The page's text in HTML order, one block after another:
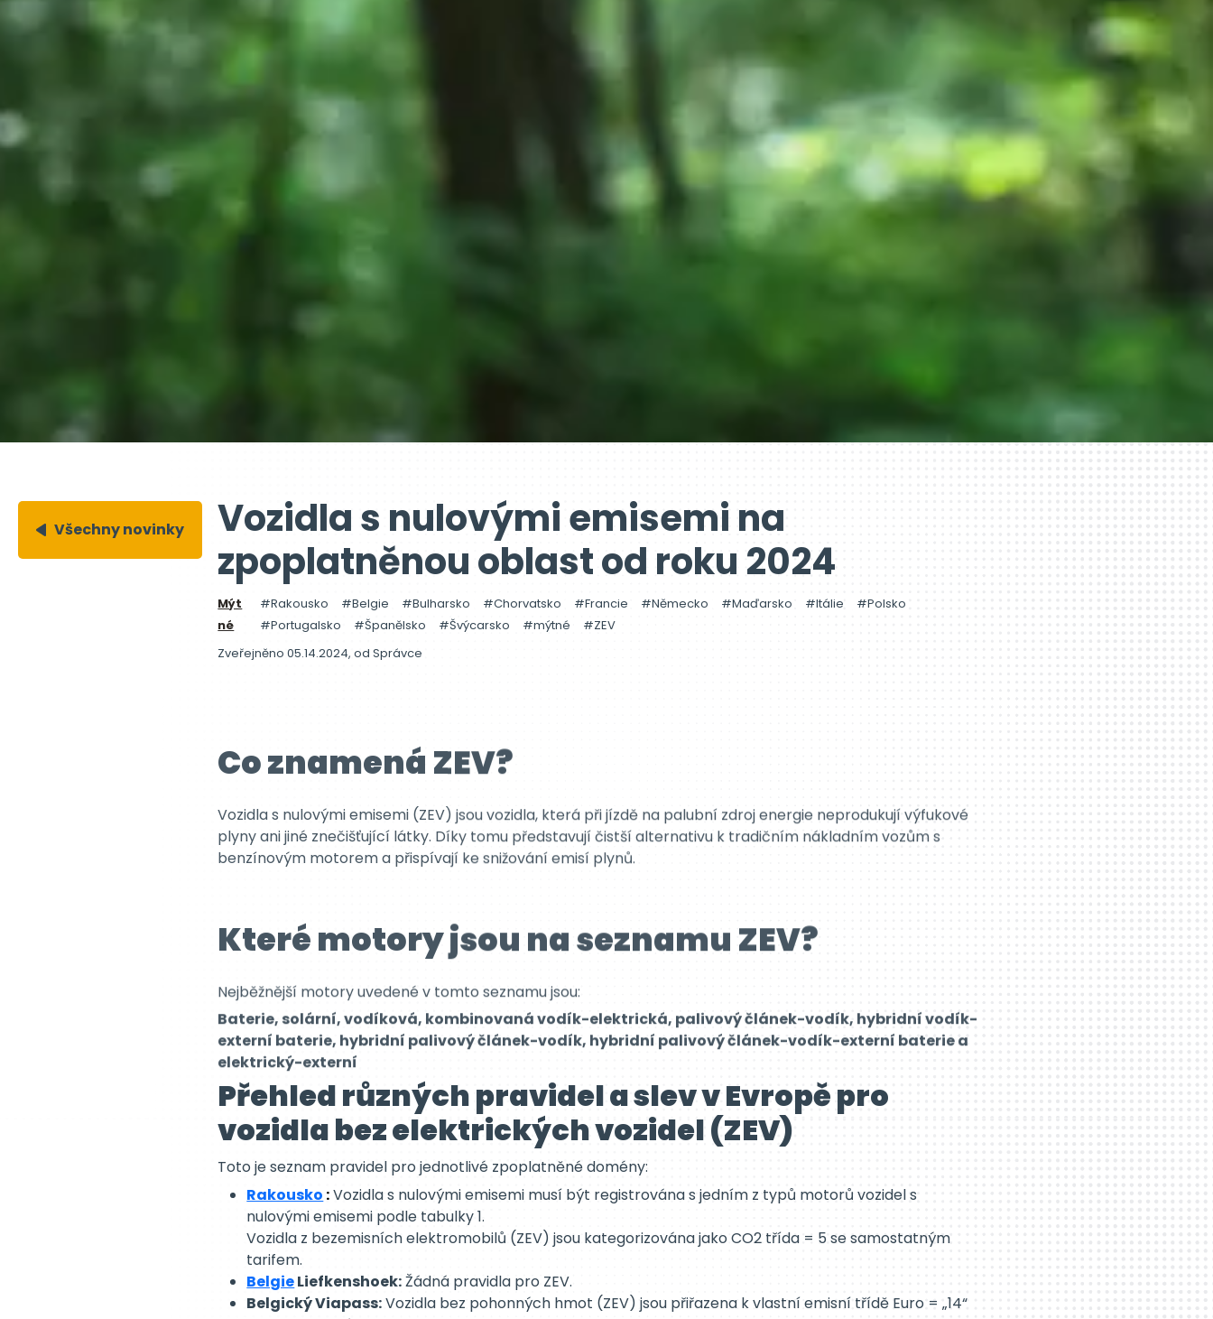
Všechny novinky
Vozidla s nulovými emisemi na
zpoplatněnou oblast od roku 2024
Mýt
né
Rakousko Belgie Bulharsko Chorvatsko Francie Německo Maďarsko Itálie
Polsko
Portugalsko
Španělsko Švýcarsko mýtné
ZEV
Zveřejněno 05.14.2024, odSprávce
plyny ani jiné znečišťující látky. Díky tomu představují čistší alternativu k tradičním nákladním vozům s
benzínovým motorem a přispívají ke snižování emisí plynů.
Nejběžnější motory uvedené v tomto seznamu jsou:
Baterie, solární, vodíková, kombinovaná vodík-elektrická, palivový článek-vodík, hybridní vodík-
externí baterie, hybridní palivový článek-vodík, hybridní palivový článek-vodík-externí baterie a
elektrický-externí
Přehled různých pravidel a slev v Evropě pro
vozidla bez elektrických vozidel (ZEV)
Toto je seznam pravidel pro jednotlivé zpoplatněné domény:
Rakousko :Vozidla s nulovými emisemi musí být registrována s jedním z typů motorů vozidel s
nulovými emisemi podle tabulky 1.
Vozidla z bezemisních elektromobilů (ZEV) jsou kategorizována jako CO2 třída = 5 se samostatným
tarifem.
BelgieLiefkenshoek:Žádná pravidla pro ZEV.
Belgický Viapass:Vozidla bez pohonných hmot (ZEV) jsou přiřazena k vlastní emisní třídě Euro = „14“